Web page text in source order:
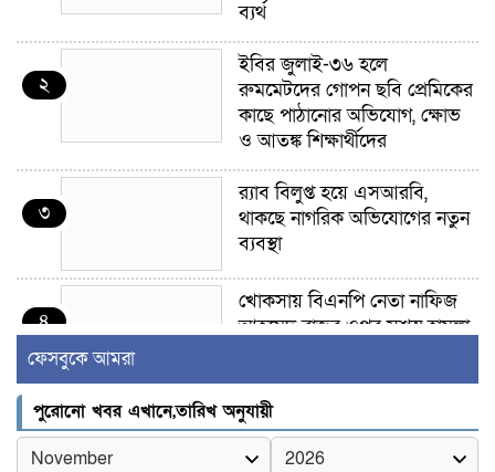
ব্যর্থ
২
ইবির জুলাই-৩৬ হলে
রুমমেটদের গোপন ছবি প্রেমিকের
কাছে পাঠানোর অভিযোগ, ক্ষোভ
ও আতঙ্ক শিক্ষার্থীদের
৩
র‍্যাব বিলুপ্ত হয়ে এসআরবি,
থাকছে নাগরিক অভিযোগের নতুন
ব্যবস্থা
৪
খোকসায় বিএনপি নেতা নাফিজ
আহমেদ রাজুর ওপর সশস্ত্র হামলা,
৫
সাঈদীর ছবিতে জুতা
নিক্ষেপকারীরা ‘জারজ সন্তান’:
আমির হামজা
ফেসবুকে আমরা
পুরোনো খবর এখানে,তারিখ অনুযায়ী